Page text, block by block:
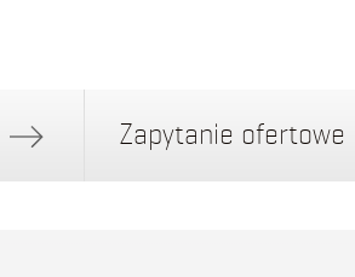
Zapytanie ofertowe